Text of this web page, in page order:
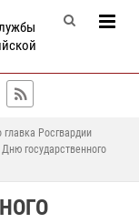
Росгвардии
государственного